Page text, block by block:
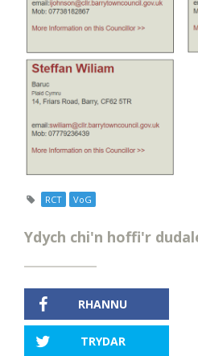
RCT VoG
Ydych chi'n hoffi'r
RHANNU
TRYDAR